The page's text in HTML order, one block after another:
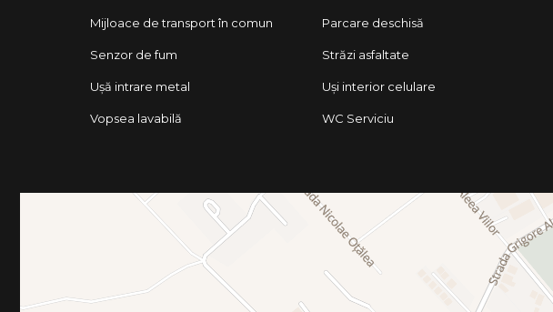
Mijloace de transport în comun Parcare deschisă
Senzor de fum Străzi asfaltate
Ușă intrare metal Uși interior celulare
Vopsea lavabilă WC Serviciu